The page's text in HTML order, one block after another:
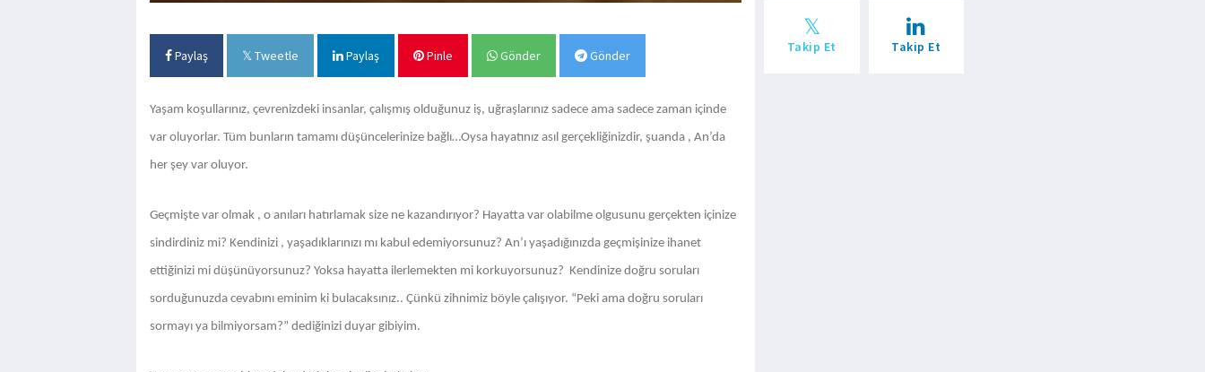
Paylaş Tweetle Paylaş Pinle Gönder Gönder
Yaşam koşullarınız, çevrenizdeki insanlar, çalışmış olduğunuz iş, uğraşlarınız sadece ama sadece zaman içinde
var oluyorlar. Tüm bunların tamamı düşüncelerinize bağlı…Oysa hayatınız asıl gerçekliğinizdir, şuanda , An’da
her şey var oluyor.
Geçmişte var olmak , o anıları hatırlamak size ne kazandırıyor? Hayatta var olabilme olgusunu gerçekten içinize
sindirdiniz mi? Kendinizi , yaşadıklarınızı mı kabul edemiyorsunuz? An’ı yaşadığınızda geçmişinize ihanet
ettiğinizi mi düşünüyorsunuz? Yoksa hayatta ilerlemekten mi korkuyorsunuz? Kendinize doğru soruları
sorduğunuzda cevabını eminim ki bulacaksınız.. Çünkü zihnimiz böyle çalışıyor. “Peki ama doğru soruları
sormayı ya bilmiyorsam?” dediğinizi duyar gibiyim.
Takip Et Takip Et